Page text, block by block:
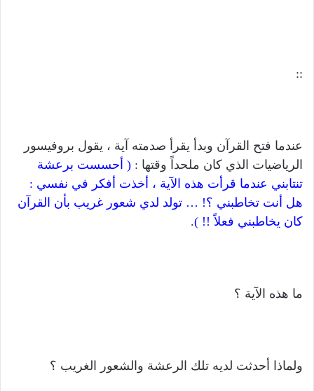
::
عندما فتح القرآن وبدأ يقرأ صدمته آية ، يقول بروفيسور
الرياضيات الذي كان ملحداً وقتها : ( أحسست برعشة
تنتابني عندما قرأت هذه الآية ، أخذت أفكر في نفسي :
هل أنت تخاطبني ؟! … تولد لدي شعور غريب بأن القرآن
كان يخاطبني فعلاً !! ).
ما هذه الآية ؟
ولماذا أحدثت لديه تلك الرعشة والشعور الغريب ؟